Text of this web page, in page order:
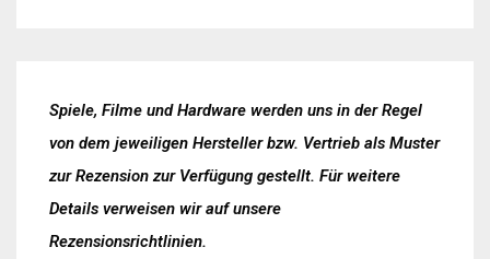
Spiele, Filme und Hardware werden uns in der Regel
von dem jeweiligen Hersteller bzw. Vertrieb als Muster
zur Rezension zur Verfügung gestellt. Für weitere
Details verweisen wir auf unsere
Rezensionsrichtlinien.